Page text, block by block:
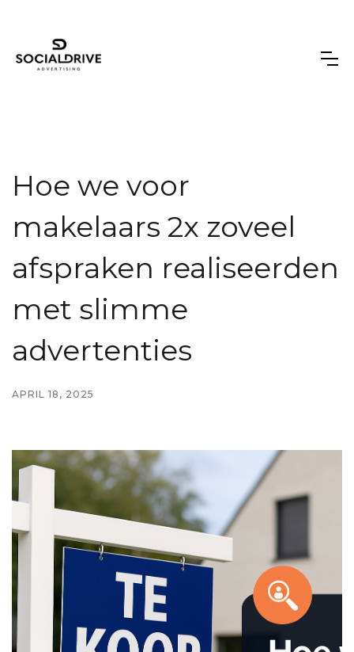
Hoe we voor
makelaars 2x zoveel
afspraken realiseerden
met slimme
advertenties
APRIL 18, 2025